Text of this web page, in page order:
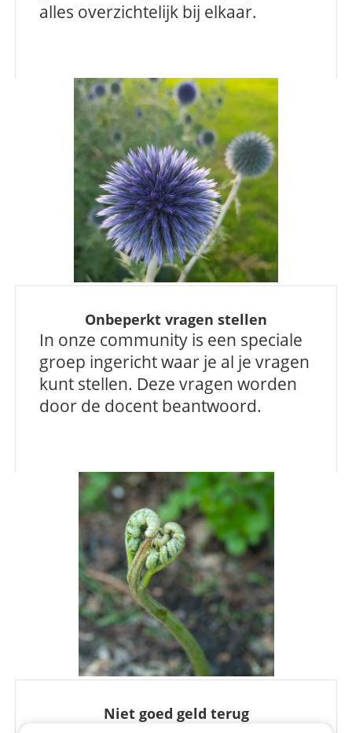
alles overzichtelijk bij elkaar.
Onbeperkt vragen stellen
In onze community is een speciale
groep ingericht waar je al je vragen
kunt stellen. Deze vragen worden
door de docent beantwoord.
Niet goed geld terug